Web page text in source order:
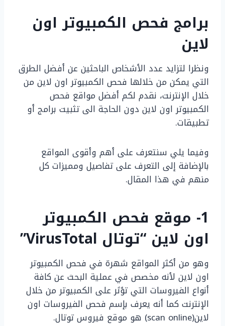
برامج فحص الكمبيوتر اون
لاين
ونظرا لتزايد عدد الأشخاص الباحثين عن أفضل الطرق
التي يمكن من خلالها فحص الكمبيوتر اون لاين من
خلال الإنترنت، نقدم لكم أفضل مواقع فحص
الكمبيوتر اون لاين دون الحاجة الى تثبيت برامج أو
تطبيقات.
وفيما يلي سنتعرف على أهم وأقوى المواقع
بالإضافة إلى التعرف على تفاصيل ومميزات كل
منهم في هذا المقال.
1- موقع فحص الكمبيوتر
اون لاين “توتال VirusTotal”
وهو من أكثر المواقع شهرة في فحص الكمبيوتر
اون لاين لأنه مخصص في عملية البحث عن كافة
أنواع الفيروسات التي تؤثر على الكمبيوتر من خلال
الإنترنت كما أنه يعرف بإسم فحص الفيروسات اون
لاين(scan online) هو موقع فيروس توتال.